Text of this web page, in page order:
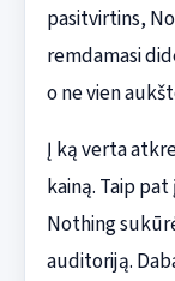
pasitvirtins,
remdamasi
o ne vien
Į ką verta
kainą. Taip
Nothing
auditoriją.